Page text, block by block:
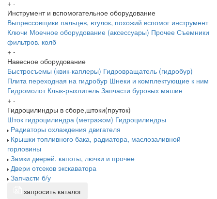
+ -
Инструмент и вспомогательное оборудование
Выпрессовщики пальцев, втулок, похожий вспомог инструмент
Ключи Моечное оборудование (аксессуары) Прочее Съемники
фильтров. колб
+ -
Навесное оборудование
Быстросъемы (квик-каплеры) Гидровращатель (гидробур)
Плита переходная на гидробур Шнеки и комплектующие к ним
Гидромолот Клык-рыхлитель Запчасти буровых машин
+ -
Гидроцилиндры в сборе,штоки(пруток)
Шток гидроцилиндра (метражом) Гидроцилиндры
Радиаторы охлаждения двигателя
Крышки топливного бака, радиатора, маслозаливной
горловины
Замки дверей. капоты, лючки и прочее
Двери отсеков экскаватора
Запчасти б/у
запросить каталог